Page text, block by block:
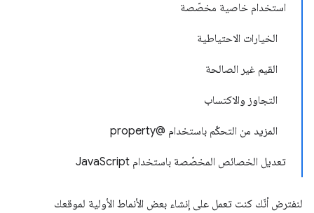
استخدام خاصية مخصّصة
الخيارات الاحتياطية
القيم غير الصالحة
التجاوز والاكتساب
المزيد من التحكّم باستخدام @property
تعديل الخصائص المخصّصة باستخدام JavaScript
لنفترض أنّك كنت تعمل على إنشاء بعض الأنماط الأولية لموقعك